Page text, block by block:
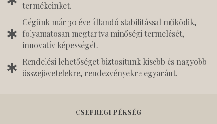
termékeinket.
Cégünk már 30 éve állandó stabilitással működik,
folyamatosan megtartva minőségi termelését,
innovatív képességét.
Rendelési lehetőséget biztosítunk kisebb és nagyobb
összejövetelekre, rendezvényekre egyaránt.
CSEPREGI PÉKSÉG